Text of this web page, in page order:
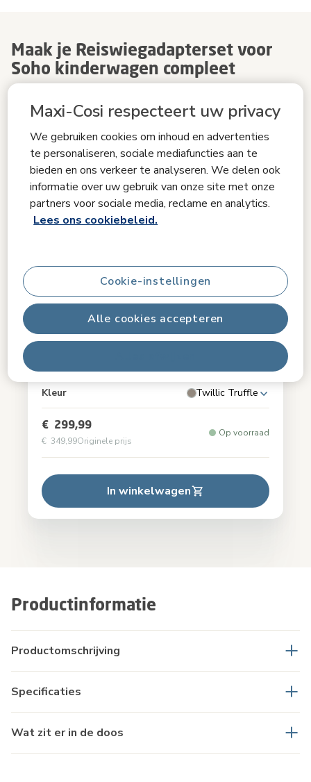
Maxi-Cosi respecteert uw privacy
We gebruiken cookies om inhoud en advertenties
te personaliseren, sociale mediafuncties aan te
bieden en ons verkeer te analyseren. We delen ook
informatie over uw gebruik van onze site met onze
partners voor sociale media, reclame en analytics.
Lees ons cookiebeleid.
Alle cookies accepteren
Cookie-instellingen
Productinformatie
Productomschrijving
Specificaties
Wat zit er in de doos
Maak je Reiswiegadapterset voor
Soho kinderwagen compleet
Bijpassende producten
4.3 (111)
Kleur Twillic Truffle
€ 299,99
€ 349,99Originele prijs
Op voorraad
In winkelwagen